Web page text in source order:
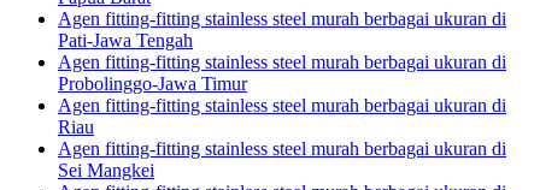
Agen fitting-fitting stainless steel murah berbagai ukuran di
Pati-Jawa Tengah
Agen fitting-fitting stainless steel murah berbagai ukuran di
Probolinggo-Jawa Timur
Agen fitting-fitting stainless steel murah berbagai ukuran di
Riau
Agen fitting-fitting stainless steel murah berbagai ukuran di
Sei Mangkei